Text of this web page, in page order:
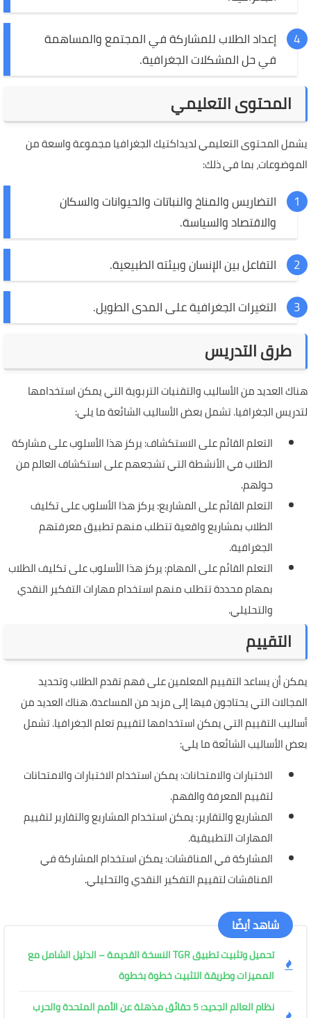
إعداد الطلاب للمشاركة في المجتمع والمساهمة
في حل المشكلات الجغرافية.
المحتوى التعليمي
يشمل المحتوى التعليمي لديداكتيك الجغرافيا مجموعة واسعة من
الموضوعات، بما في ذلك:
التضاريس والمناخ والنباتات والحيوانات والسكان
والاقتصاد والسياسة.
التفاعل بين الإنسان وبيئته الطبيعية.
التغيرات الجغرافية على المدى الطويل.
طرق التدريس
هناك العديد من الأساليب والتقنيات التربوية التي يمكن استخدامها
لتدريس الجغرافيا. تشمل بعض الأساليب الشائعة ما يلي:
التعلم القائم على الاستكشاف: يركز هذا الأسلوب على مشاركة
الطلاب في الأنشطة التي تشجعهم على استكشاف العالم من
حولهم.
التعلم القائم على المشاريع: يركز هذا الأسلوب على تكليف
الطلاب بمشاريع واقعية تتطلب منهم تطبيق معرفتهم
الجغرافية.
التعلم القائم على المهام: يركز هذا الأسلوب على تكليف الطلاب
بمهام محددة تتطلب منهم استخدام مهارات التفكير النقدي
والتحليلي.
التقييم
يمكن أن يساعد التقييم المعلمين على فهم تقدم الطلاب وتحديد
المجالات التي يحتاجون فيها إلى مزيد من المساعدة. هناك العديد من
أساليب التقييم التي يمكن استخدامها لتقييم تعلم الجغرافيا. تشمل
بعض الأساليب الشائعة ما يلي:
الاختبارات والامتحانات: يمكن استخدام الاختبارات والامتحانات
لتقييم المعرفة والفهم.
المشاريع والتقارير: يمكن استخدام المشاريع والتقارير لتقييم
المهارات التطبيقية.
المشاركة في المناقشات: يمكن استخدام المشاركة في
المناقشات لتقييم التفكير النقدي والتحليلي.
شاهد أيضًا
تحميل وتثبيت تطبيق TGR النسخة القديمة – الدليل الشامل مع
المميزات وطريقة التثبيت خطوة بخطوة
نظام العالم الجديد: 5 حقائق مذهلة عن الأمم المتحدة والحرب